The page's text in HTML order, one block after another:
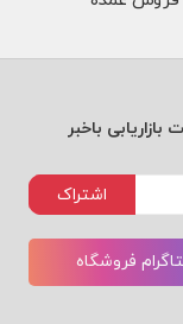
باخبر
اشتراک
فروشگاه